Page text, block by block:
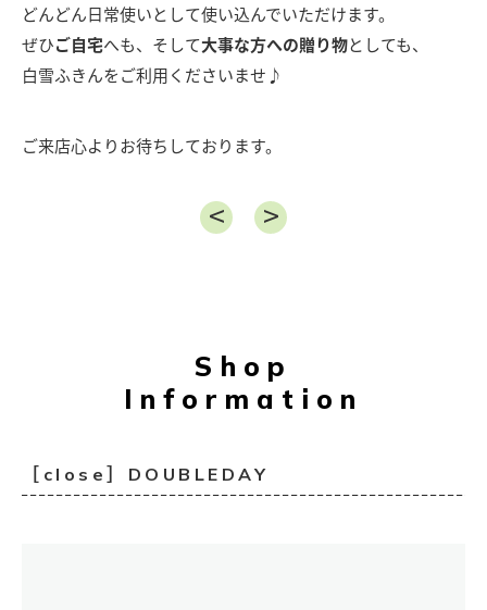
どんどん日常使いとして使い込んでいただけます。
ぜひご自宅へも、そして大事な方への贈り物としても、
白雪ふきんをご利用くださいませ♪
ご来店心よりお待ちしております。
Shop
Information
［close］DOUBLEDAY